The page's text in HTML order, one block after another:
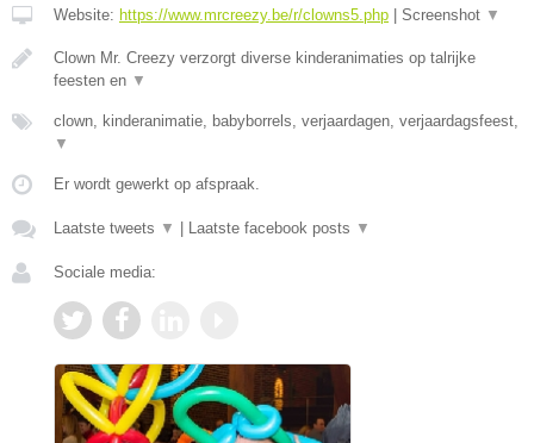
Website: https://www.mrcreezy.be/r/clowns5.php Screenshot ▼
Clown Mr. Creezy verzorgt diverse kinderanimaties op talrijke
feesten en ▼
clown, kinderanimatie, babyborrels, verjaardagen, verjaardagsfeest,
▼
Er wordt gewerkt op afspraak.
Laatste tweets ▼ Laatste facebook posts ▼
Sociale media: